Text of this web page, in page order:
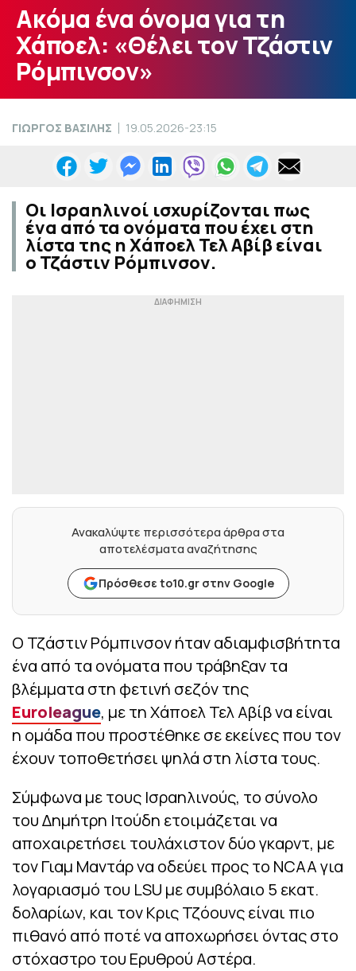
Ακόμα ένα όνομα για τη
Χάποελ: «Θέλει τον Τζάστιν
Ρόμπινσον»
ΓΙΩΡΓΟΣ ΒΑΣΙΛΗΣ 19.05.2026-23:15
Οι Ισραηλινοί ισχυρίζονται πως
ένα από τα ονόματα που έχει στη
λίστα της η Χάποελ Τελ Αβίβ είναι
ο Τζάστιν Ρόμπινσον.
Ανακαλύψτε περισσότερα άρθρα στα
αποτελέσματα αναζήτησης
Πρόσθεσε to10.gr στην Google
Ο Τζάστιν Ρόμπινσον ήταν αδιαμφισβήτητα
ένα από τα ονόματα που τράβηξαν τα
βλέμματα στη φετινή σεζόν της
Euroleague, με τη Χάποελ Τελ Αβίβ να είναι
η ομάδα που προστέθηκε σε εκείνες που τον
έχουν τοποθετήσει ψηλά στη λίστα τους.
Σύμφωνα με τους Ισραηλινούς, το σύνολο
του Δημήτρη Ιτούδη ετοιμάζεται να
αποχαιρετήσει τουλάχιστον δύο γκαρντ, με
τον Γιαμ Μαντάρ να οδεύει προς το NCAA για
λογαριασμό του LSU με συμβόλαιο 5 εκατ.
δολαρίων, και τον Κρις Τζόουνς είναι πιο
πιθανό από ποτέ να αποχωρήσει όντας στο
στόχαστρο του Ερυθρού Αστέρα.